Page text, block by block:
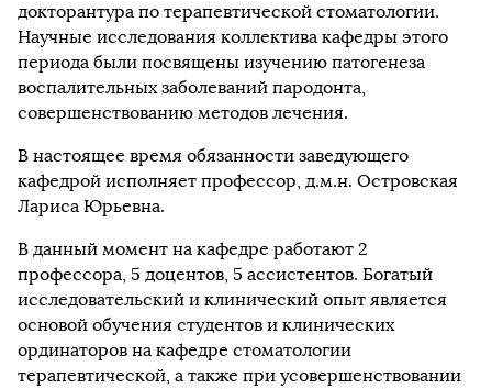
докторантура по терапевтической стоматологии.
Научные исследования коллектива кафедры этого
периода были посвящены изучению патогенеза
воспалительных заболеваний пародонта,
совершенствованию методов лечения.
В настоящее время обязанности заведующего
кафедрой исполняет профессор, д.м.н. Островская
Лариса Юрьевна.
В данный момент на кафедре работают 2
профессора, 5 доцентов, 5 ассистентов. Богатый
исследовательский и клинический опыт является
основой обучения студентов и клинических
ординаторов на кафедре стоматологии
терапевтической, а также при усовершенствовании